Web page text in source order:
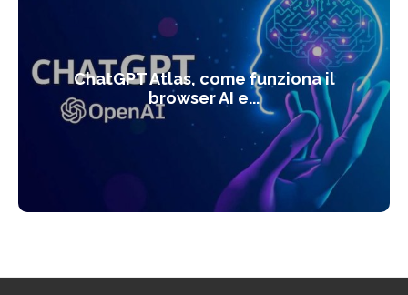
ChatGPT Atlas, come funziona il
browser AI e...